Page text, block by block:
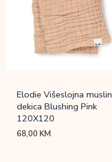
Elodie Višeslojna muslin
dekica Blushing Pink
120X120
68,00KM